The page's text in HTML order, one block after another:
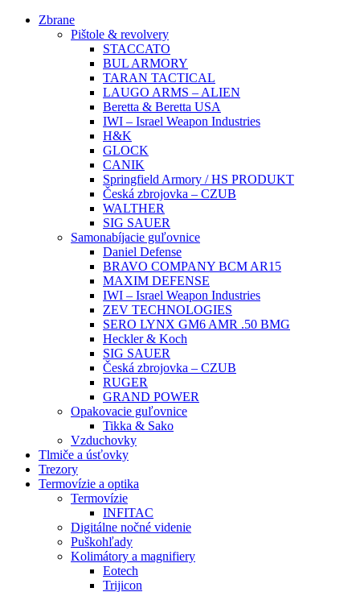
Zbrane
Pištole & revolvery
STACCATO
BUL ARMORY
TARAN TACTICAL
LAUGO ARMS – ALIEN
Beretta & Beretta USA
IWI – Israel Weapon Industries
H&K
GLOCK
CANIK
Springfield Armory / HS PRODUKT
Česká zbrojovka – CZUB
WALTHER
SIG SAUER
Samonabíjacie guľovnice
Daniel Defense
BRAVO COMPANY BCM AR15
MAXIM DEFENSE
IWI – Israel Weapon Industries
ZEV TECHNOLOGIES
SERO LYNX GM6 AMR .50 BMG
Heckler & Koch
SIG SAUER
Česká zbrojovka – CZUB
RUGER
GRAND POWER
Opakovacie guľovnice
Tikka & Sako
Vzduchovky
Tlmiče a úsťovky
Trezory
Termovízie a optika
Termovízie
INFITAC
Digitálne nočné videnie
Puškohľady
Kolimátory a magnifiery
Eotech
Trijicon